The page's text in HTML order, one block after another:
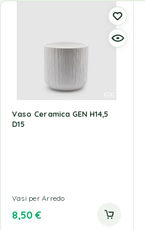
Vaso Ceramica GEN H14,5
D15
Vasi per Arredo
8,50€